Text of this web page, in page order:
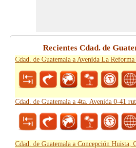
Recientes Cdad. de
Cdad. de Guatemala a Avenida La
Cdad. de Guatemala a 4ta. Avenida 0-41
Cdad. de Guatemala a Concepción Huista,